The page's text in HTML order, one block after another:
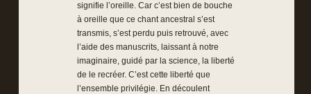
signifie l’oreille. Car c’est bien de bouche
à oreille que ce chant ancestral s’est
transmis, s’est perdu puis retrouvé, avec
l’aide des manuscrits, laissant à notre
imaginaire, guidé par la science, la liberté
de le recréer. C’est cette liberté que
l’ensemble privilégie. En découlent